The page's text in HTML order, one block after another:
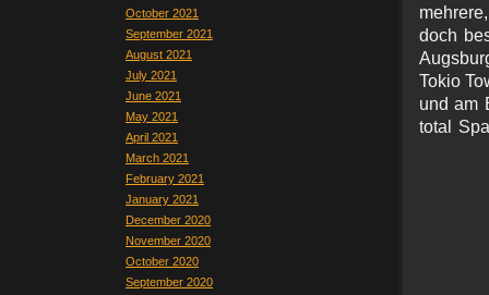
October 2021
September 2021
August 2021
July 2021
June 2021
May 2021
April 2021
March 2021
February 2021
January 2021
December 2020
November 2020
October 2020
September 2020
doch
Tokio
und am
total